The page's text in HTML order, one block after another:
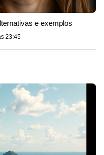
e exemplos
23:45